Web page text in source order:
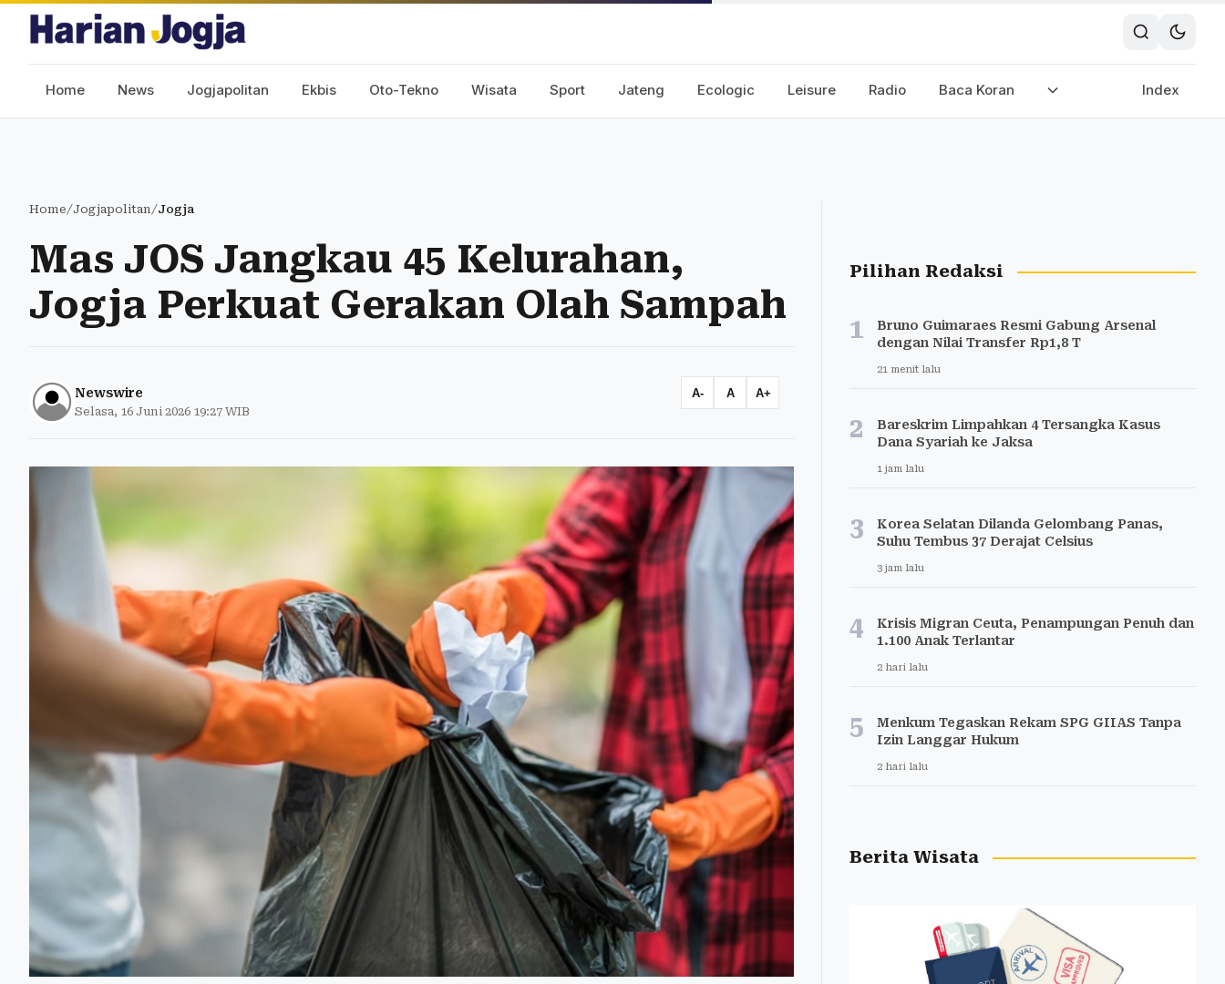
Home News Jogjapolitan Ekbis Oto-Tekno Wisata Sport Jateng Ecologic Leisure Radio Baca Koran Index
Home/Jogjapolitan/Jogja
Mas JOS Jangkau 45 Kelurahan,
Jogja Perkuat Gerakan Olah Sampah
Newswire
Selasa, 16 Juni 2026 19:27 WIB
A- A A+
Pilihan Redaksi
1
Bruno Guimaraes Resmi Gabung Arsenal
dengan Nilai Transfer Rp1,8 T
21 menit lalu
2
Bareskrim Limpahkan 4 Tersangka Kasus
Dana Syariah ke Jaksa
1 jam lalu
3
Korea Selatan Dilanda Gelombang Panas,
Suhu Tembus 37 Derajat Celsius
3 jam lalu
4
Krisis Migran Ceuta, Penampungan Penuh dan
1.100 Anak Terlantar
2 hari lalu
5
Menkum Tegaskan Rekam SPG GIIAS Tanpa
Izin Langgar Hukum
2 hari lalu
Berita Wisata